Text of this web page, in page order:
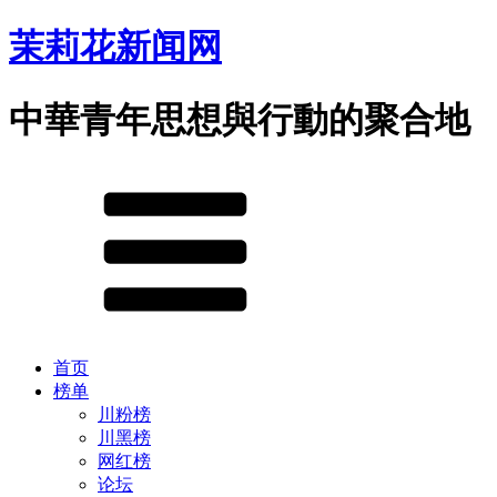
茉莉花新闻网
中華青年思想與行動的聚合地
首页
榜单
川粉榜
川黑榜
网红榜
论坛